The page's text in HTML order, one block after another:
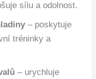
sílu a odolnost.
– poskytuje
tréninky a
– urychluje